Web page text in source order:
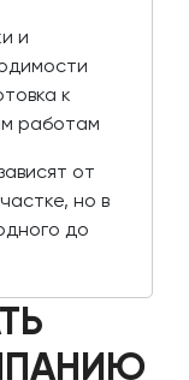
и
к
работам
от
но в
до